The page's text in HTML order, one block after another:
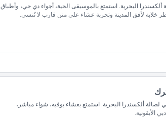
البحرية. استمتع بالموسيقى الحية، أجواء دي جي، وأطباق
لأفق المدينة وتجربة عشاء على متن قارب لا تُنسى.
ألكسندرا البحرية. استمتع بعشاء بوفيه، شواء مباشر،
الأيقونية.